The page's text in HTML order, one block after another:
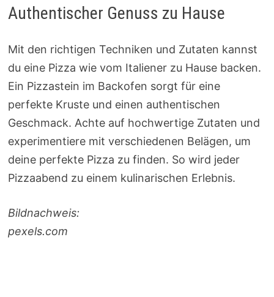
Authentischer Genuss zu Hause
Mit den richtigen Techniken und Zutaten kannst
du eine Pizza wie vom Italiener zu Hause backen.
Ein Pizzastein im Backofen sorgt für eine
perfekte Kruste und einen authentischen
Geschmack. Achte auf hochwertige Zutaten und
experimentiere mit verschiedenen Belägen, um
deine perfekte Pizza zu finden. So wird jeder
Pizzaabend zu einem kulinarischen Erlebnis.
Bildnachweis:
pexels.com